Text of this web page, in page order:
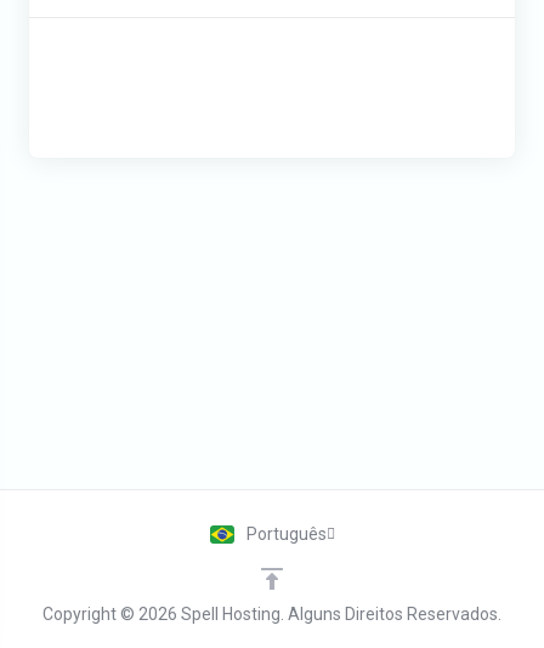
Copyright © 2026 Spell Hosting. Alguns Direitos Reservados.
Português